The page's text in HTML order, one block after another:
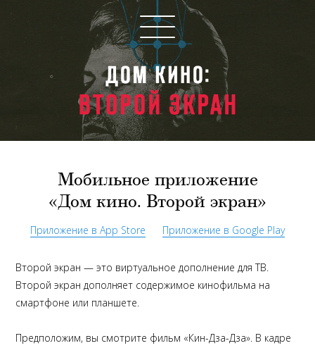
Мобильное приложение
«Дом кино. Второй экран»
Приложение в App Store Приложение в Google Play
Второй экран — это виртуальное дополнение для ТВ.
Второй экран дополняет содержимое кинофильма на
смартфоне или планшете.
Предположим, вы смотрите фильм «Кин-Дза-Дза». В кадре